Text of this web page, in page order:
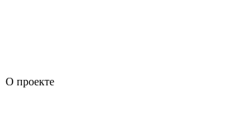
О проекте